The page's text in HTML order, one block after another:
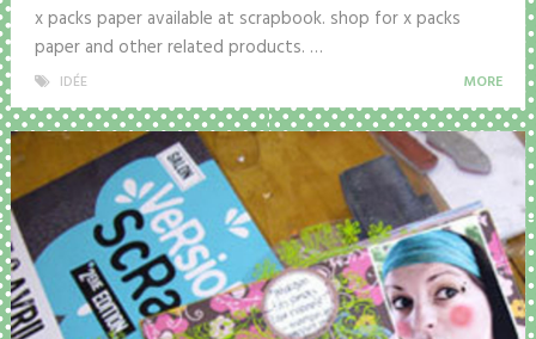
x packs paper available at scrapbook. shop for x packs
paper and other related products. …
IDÉE MORE